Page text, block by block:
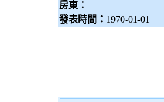
房東：
發表時間： 1970-01-01